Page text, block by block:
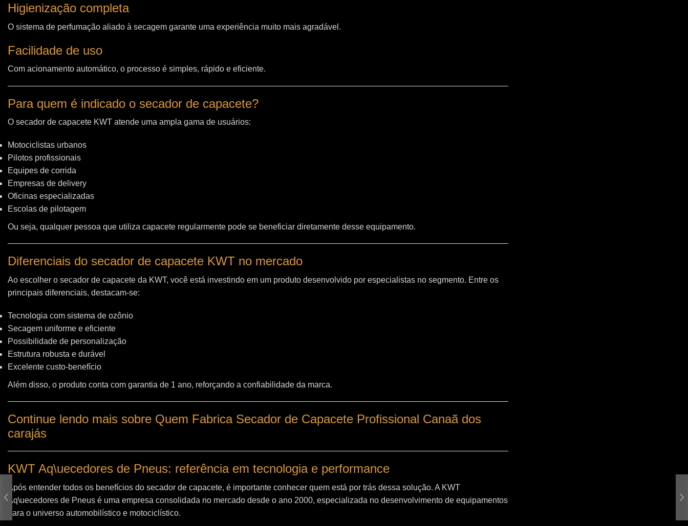
Higienização completa
O sistema de perfumação aliado à secagem garante uma experiência muito mais agradável.
Facilidade de uso
Com acionamento automático, o processo é simples, rápido e eficiente.
Para quem é indicado o secador de capacete?
O secador de capacete KWT atende uma ampla gama de usuários:
Motociclistas urbanos
Pilotos profissionais
Equipes de corrida
Empresas de delivery
Oficinas especializadas
Escolas de pilotagem
Ou seja, qualquer pessoa que utiliza capacete regularmente pode se beneficiar diretamente desse equipamento.
Diferenciais do secador de capacete KWT no mercado
Ao escolher o secador de capacete da KWT, você está investindo em um produto desenvolvido por especialistas no segmento. Entre os
principais diferenciais, destacam-se:
Tecnologia com sistema de ozônio
Secagem uniforme e eficiente
Possibilidade de personalização
Estrutura robusta e durável
Excelente custo-benefício
Além disso, o produto conta com garantia de 1 ano, reforçando a confiabilidade da marca.
Continue lendo mais sobre Quem Fabrica Secador de Capacete Profissional Canaã dos
carajás
KWT Aq\uecedores de Pneus: referência em tecnologia e performance
Após entender todos os benefícios do secador de capacete, é importante conhecer quem está por trás dessa solução. A KWT
Aq\uecedores de Pneus é uma empresa consolidada no mercado desde o ano 2000, especializada no desenvolvimento de equipamentos
para o universo automobilístico e motociclístico.